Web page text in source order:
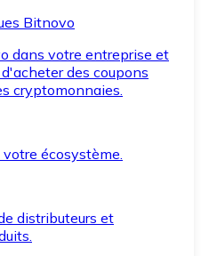
Bitnovo
dans votre entreprise et
des coupons
cryptomonnaies.
écosystème.
distributeurs et